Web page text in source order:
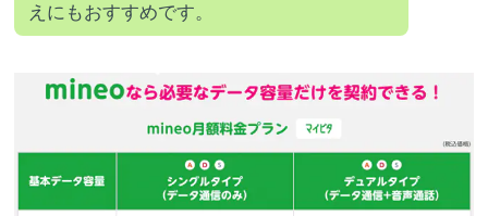
えにもおすすめです。